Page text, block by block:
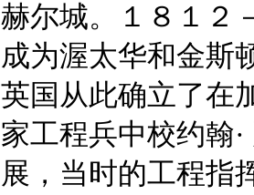
赫尔城。１８１２
成为渥太华和金斯
英国从此确立了在
家工程兵中校约翰
展，当时的工程指